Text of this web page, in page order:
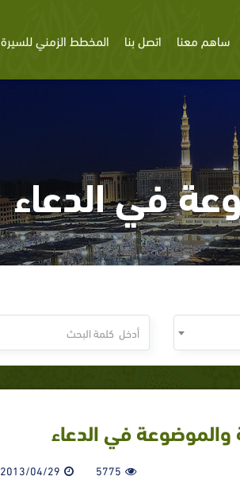
ساهم معنا اتصل بنا المخطط الزمني للسيرة
في الدعاء
والموضوعة في الدعاء
5775
2013/04/29